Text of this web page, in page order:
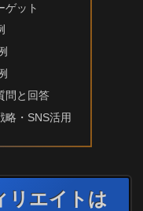
ゲット
問と回答
略・SNS活用
リエイトは